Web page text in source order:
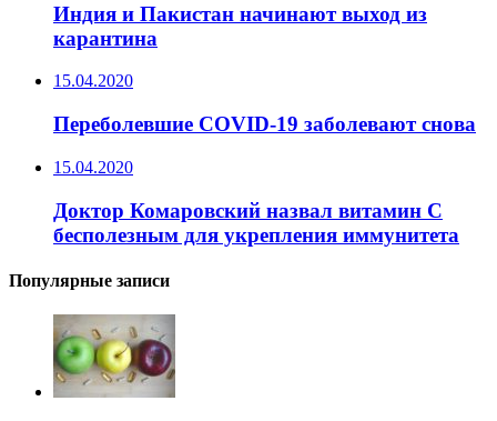
Индия и Пакистан начинают выход из
карантина
15.04.2020
Переболевшие COVID-19 заболевают снова
15.04.2020
Доктор Комаровский назвал витамин C
бесполезным для укрепления иммунитета
Популярные записи